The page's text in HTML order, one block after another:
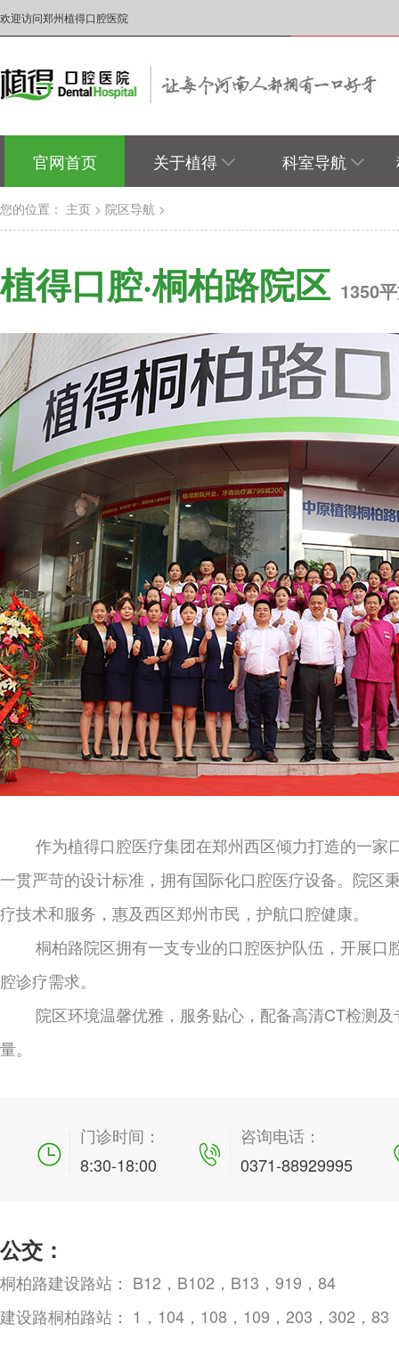
欢迎访问郑州植得口腔医院
官网首页 关于植得 科室导航
您的位置： 主页 > 院区导航 >
植得口腔·桐柏路院区 1350
作为植得口腔医疗集团在郑州西区倾力打造的一
一贯严苛的设计标准，拥有国际化口腔医疗设备。院区
疗技术和服务，惠及西区郑州市民，护航口腔健康。
桐柏路院区拥有一支专业的口腔医护队伍，开展
腔诊疗需求。
院区环境温馨优雅，服务贴心，配备高清CT检测
量。
门诊时间：
8:30-18:00
咨询电话：
0371-88929995
公交：
桐柏路建设路站： B12，B102，B13，919，84
建设路桐柏路站： 1，104，108，109，203，302，83